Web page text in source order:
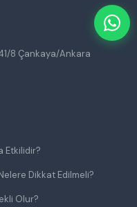
8 Çankaya/Ankara
Etkilidir?
Dikkat Edilmeli?
Olur?